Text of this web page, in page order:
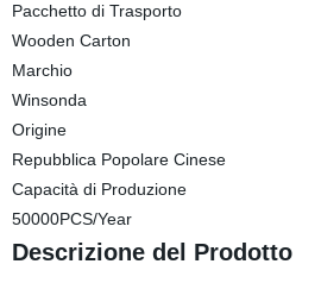
Pacchetto di Trasporto
Wooden Carton
Marchio
Winsonda
Origine
Repubblica Popolare Cinese
Capacità di Produzione
50000PCS/Year
Descrizione del Prodotto